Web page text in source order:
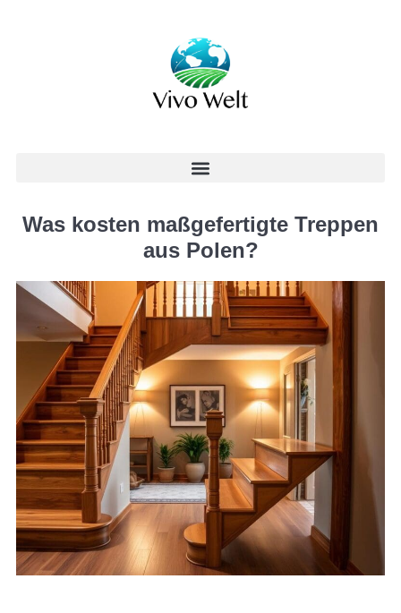
Was kosten maßgefertigte Treppen
aus Polen?